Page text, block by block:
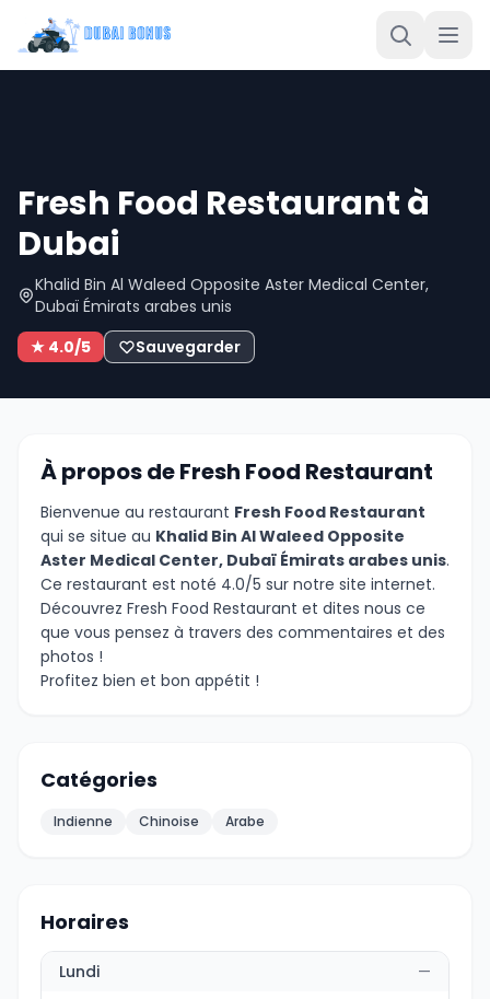
Fresh Food Restaurant à
Dubai
Khalid Bin Al Waleed Opposite Aster Medical Center,
Dubaï Émirats arabes unis
★ 4.0/5
Sauvegarder
À propos de Fresh Food Restaurant
Bienvenue au restaurant Fresh Food Restaurant
qui se situe au Khalid Bin Al Waleed Opposite
Aster Medical Center, Dubaï Émirats arabes unis.
Ce restaurant est noté 4.0/5 sur notre site internet.
Découvrez Fresh Food Restaurant et dites nous ce
que vous pensez à travers des commentaires et des
photos !
Profitez bien et bon appétit !
Catégories
Indienne Chinoise Arabe
Horaires
Lundi
—